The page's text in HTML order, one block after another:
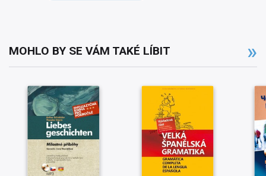
MOHLO BY SE VÁM TAKÉ LÍBIT